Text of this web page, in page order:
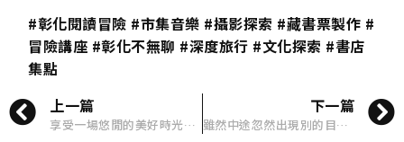
#彰化閱讀冒險 #市集音樂 #攝影探索 #藏書票製作 #
冒險講座 #彰化不無聊 #深度旅行 #文化探索 #書店
集點
上一篇
享受⼀場悠閒的美好時光，讓⽇常⽣活變得更豐富有趣【插畫家器皿展 專訪系列-⼩雨⽵YuChu Hsiao】
下一篇
雖然中途忽然出現別的目標但兜兜轉轉還是回到畫圖這件事【插畫家器皿展 專訪系列- YCY】